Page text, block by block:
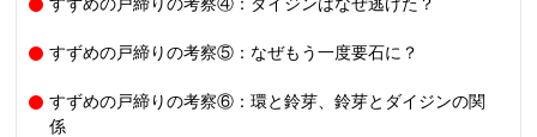
すずめの戸締りの考察⑤：なぜもう一度要石に？
すずめの戸締りの考察⑥：環と鈴芽、鈴芽とダイジンの関
係